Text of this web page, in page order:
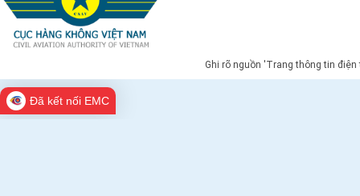
Ghi rõ nguồn 'Trang thông tin
Đã kết nối EMC